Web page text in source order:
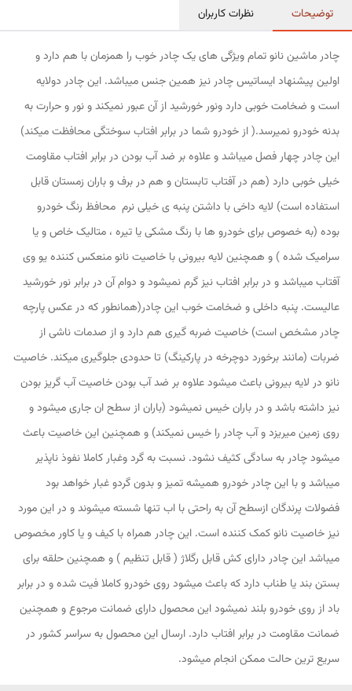
توضیحات نظرات کاربران
چادر ماشین نانو تمام ویژگی های یک چادر خوب را همزمان با هم دارد و
اولین پیشنهاد ایساتیس چادر نیز همین جنس میباشد. این چادر دولایه
است و ضخامت خوبی دارد ونور خورشید از آن عبور نمیکند و نور و حرارت به
بدنه خودرو نمیرسد.( از خودرو شما در برابر افتاب سوختگی محافظت میکند)
این چادر چهار فصل میباشد و علاوه بر ضد آب بودن در برابر افتاب مقاومت
خیلی خوبی دارد (هم در آفتاب تابستان و هم در برف و باران زمستان قابل
استفاده است) لایه داخی با داشتن پنبه ی خیلی نرم محافظ رنگ خودرو
بوده (به خصوص برای خودرو ها با رنگ مشکی یا تیره ، متالیک خاص و یا
سرامیک شده ) و همچنین لایه بیرونی با خاصیت نانو منعکس کننده یو وی
آفتاب میباشد و در برابر افتاب نیز گرم نمیشود و دوام آن در برابر نور خورشید
عالیست. پنبه داخلی و ضخامت خوب این چادر(همانطور که در عکس پارچه
چادر مشخص است) خاصیت ضربه گیری هم دارد و از صدمات ناشی از
ضربات (مانند برخورد دوچرخه در پارکینگ) تا حدودی جلوگیری میکند. خاصیت
نانو در لایه بیرونی باعث میشود علاوه بر ضد آب بودن خاصیت آب گریز بودن
نیز داشته باشد و در باران خیس نمیشود (باران از سطح ان جاری میشود و
روی زمین میریزد و آب چادر را خیس نمیکند) و همچنین این خاصیت باعث
میشود چادر به سادگی کثیف نشود. نسبت به گرد وغبار کاملا نفوذ ناپذیر
میباشد و با این چادر خودرو همیشه تمیز و بدون گردو غبار خواهد بود
فضولات پرندگان ازسطح آن به راحتی با اب تنها شسته میشوند و در این مورد
نیز خاصیت نانو کمک کننده است. این چادر همراه با کیف و یا کاور مخصوص
میباشد این چادر دارای کش قابل رگلاژ ( قابل تنظیم ) و همچنین حلقه برای
بستن بند یا طناب دارد که باعث میشود روی خودرو کاملا فیت شده و در برابر
باد از روی خودرو بلند نمیشود این محصول دارای ضمانت مرجوع و همچنین
ضمانت مقاومت در برابر افتاب دارد. ارسال این محصول به سراسر کشور در
سریع ترین حالت ممکن انجام میشود.